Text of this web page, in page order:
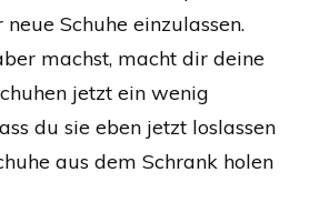
Schuhe einzulassen.
machst, macht dir deine
jetzt ein wenig
du sie eben jetzt loslassen
aus dem Schrank holen